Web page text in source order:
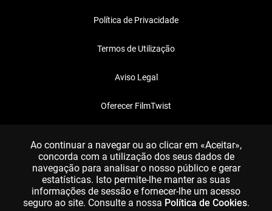
Política de Privacidade
Termos de Utilização
Aviso Legal
Oferecer FilmTwist
Ao continuar a navegar ou ao clicar em «Aceitar»,
concorda com a utilização dos seus dados de
navegação para analisar o nosso público e gerar
estatísticas. Isto permite-lhe manter as suas
informações de sessão e fornecer-lhe um acesso
seguro ao site. Consulte a nossa Política de Cookies.